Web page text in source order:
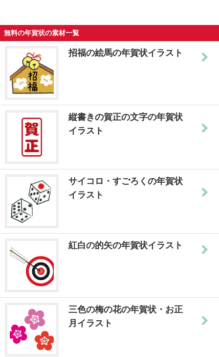
無料の年賀状の素材一覧
招福の絵馬の年賀状イラスト
縦書きの賀正の文字の年賀状
イラスト
サイコロ・すごろくの年賀状
イラスト
紅白の的矢の年賀状イラスト
三色の梅の花の年賀状・お正
月イラスト